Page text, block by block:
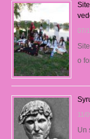
07/
o
11/
Un